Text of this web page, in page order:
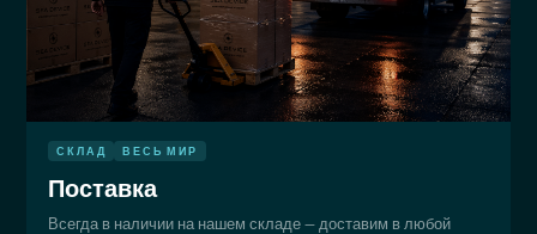
СКЛАД ВЕСЬ МИР
Поставка
Всегда в наличии на нашем складе — доставим в любой